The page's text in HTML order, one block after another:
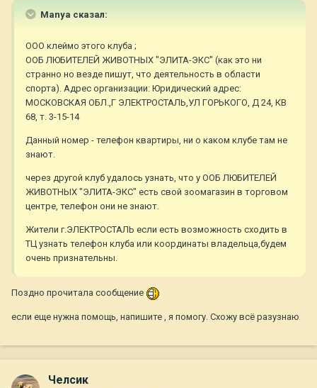
Manya сказал:
ООО клеймо этого клуба ;
ООБ ЛЮБИТЕЛЕЙ ЖИВОТНЫХ "ЭЛИТА-ЭКС" (как это ни
странно но везде пишут, что деятельность в области
спорта). Адрес организации: Юридический адрес:
МОСКОВСКАЯ ОБЛ.,Г ЭЛЕКТРОСТАЛЬ,УЛ ГОРЬКОГО, Д 24, КВ
68, т. 3-15-14
Данный номер - телефон квартиры, ни о каком клубе там не
знают.
через другой клуб удалось узнать, что у ООБ ЛЮБИТЕЛЕЙ
ЖИВОТНЫХ "ЭЛИТА-ЭКС" есть свой зоомагазин в торговом
центре, телефон они не знают.
Жители г.ЭЛЕКТРОСТАЛЬ если есть возможность сходить в
ТЦ узнать телефон клуба или координаты владельца,будем
очень признательны.
Поздно прочитала сообщение
если еще нужна помощь, напишите , я помогу. Схожу всё разузнаю
Челсик